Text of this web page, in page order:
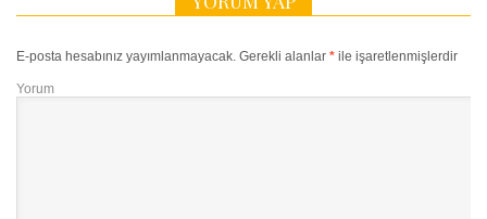
E-posta hesabınız yayımlanmayacak. Gerekli alanlar * ile işaretlenmişlerdir
Yorum